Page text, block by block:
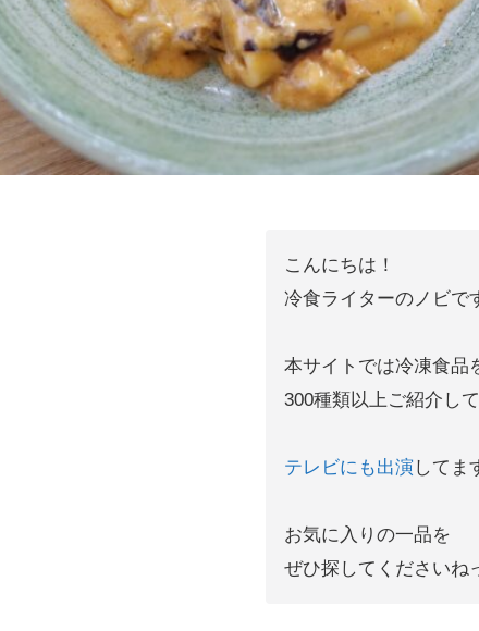
こんにちは！
冷食ライターのノビで
本サイトでは冷凍食品
300種類以上ご紹介して
テレビにも出演してま
お気に入りの一品を
ぜひ探してくださいね